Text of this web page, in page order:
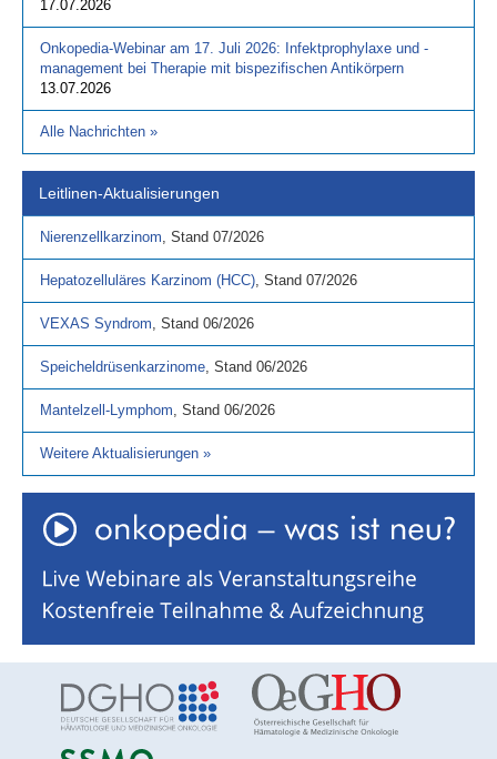
17.07.2026
Onkopedia-Webinar am 17. Juli 2026: Infektprophylaxe und -
management bei Therapie mit bispezifischen Antikörpern
13.07.2026
Alle Nachrichten »
Leitlinen-Aktualisierungen
Nierenzellkarzinom, Stand 07/2026
Hepatozelluläres Karzinom (HCC), Stand 07/2026
VEXAS Syndrom, Stand 06/2026
Speicheldrüsenkarzinome, Stand 06/2026
Mantelzell-Lymphom, Stand 06/2026
Weitere Aktualisierungen »